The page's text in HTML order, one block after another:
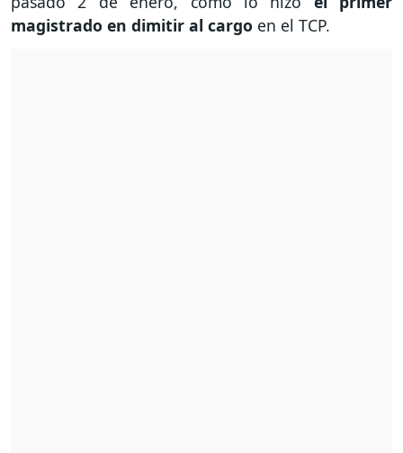
magistrado en dimitir al cargo en el TCP.